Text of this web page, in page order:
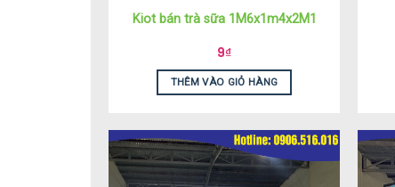
Kiot bán trà sữa 1M6x1m4x2M1
9₫
THÊM VÀO GIỎ HÀNG